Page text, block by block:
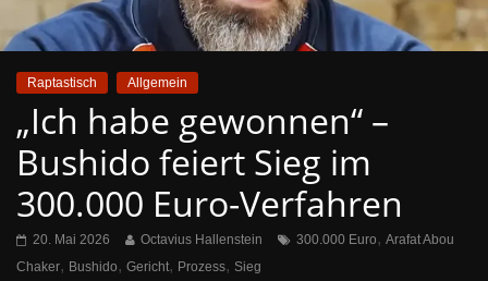
Raptastisch Allgemein
„Ich habe gewonnen“ –
Bushido feiert Sieg im
300.000 Euro-Verfahren
20. Mai 2026 Octavius Hallenstein 300.000 Euro, Arafat Abou
Chaker, Bushido, Gericht, Prozess, Sieg